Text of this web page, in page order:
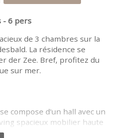
- 6 pers
de 3 chambres sur la
La résidence se
der Zee. Bref, profitez du
sur mer.
compose d'un hall avec un
spacieux mobilier haute
table et chaises ;